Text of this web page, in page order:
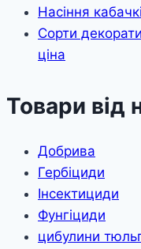
Насіння
Сорти
ціна
Товари від
Добрива
Гербіциди
Інсектициди
Фунгіциди
цибулини